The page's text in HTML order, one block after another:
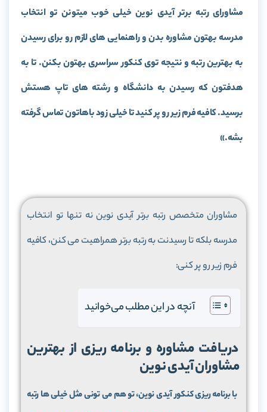
مشاورای رتبه برتر آیدی نوین خیلی خوب میتونن تو انتخاب
مدرسه بهتون مشاوره بدن و راهنمایی های لازم رو برای رسیدن
به بهترین رتبه و نتیجه توی کنکور سراسری بهتون بکنن. تا به
هدفتون که رسیدن به دانشگاه و رشته های تاپ هستش
برسید. کافیه فرم زیر رو پر کنید تا خیلی زود باهاتون تماس گرفته
بشه.»
مشاوران متخصص رتبه برتر آیدی نوین نه تنها تو انتخاب
مدرسه بلکه تا رسیدنت به رتبه برتر همراهیت می کنن، کافیه
فرم زیر رو پر کنی:
آنچه در این مطلب می‌خوانید
دریافت مشاوره و برنامه ریزی از بهترین
مشاوران آیدی نوین
با برنامه ریزی کنکور آیدی نوین، تو هم می تونی مثل خیلی ها رتبه